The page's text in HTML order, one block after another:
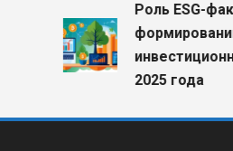
Роль ESG-
формировании
2025 года